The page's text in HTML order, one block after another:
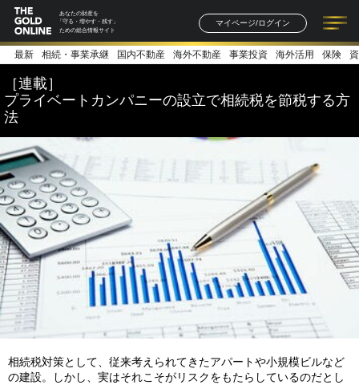
あなたの財産を
「守る・増やす・残す」
ための総合情報サイト
マイページ/ログイン
記事一覧 連載一覧
著者一覧 書籍一覧
最新 相続・事業承継 国内不動産 海外不動産 事業投資 海外活用 保険
［連載］
プライベートカンパニーの設立で相続税を節税する方
法
相続税対策として、従来考えられてきたアパートや小規模ビルなど
の建設。しかし、実はそれこそがリスクをもたらしているのだとし